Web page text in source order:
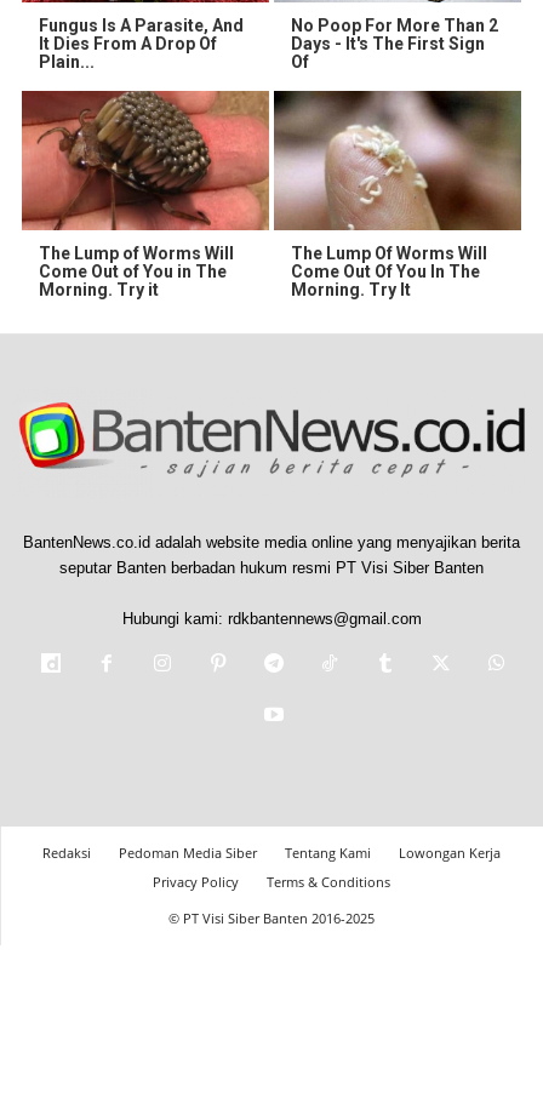
Fungus Is A Parasite, And
It Dies From A Drop Of
Plain...
No Poop For More Than 2
Days - It's The First Sign
Of
The Lump of Worms Will
Come Out of You in The
Morning. Try it
The Lump Of Worms Will
Come Out Of You In The
Morning. Try It
BantenNews.co.id adalah website media online yang menyajikan berita
seputar Banten berbadan hukum resmi PT Visi Siber Banten
Hubungi kami: rdkbantennews@gmail.com
Redaksi Pedoman Media Siber Tentang Kami
Lowongan Kerja
Privacy Policy
Terms & Conditions
© PT Visi Siber Banten 2016-2025